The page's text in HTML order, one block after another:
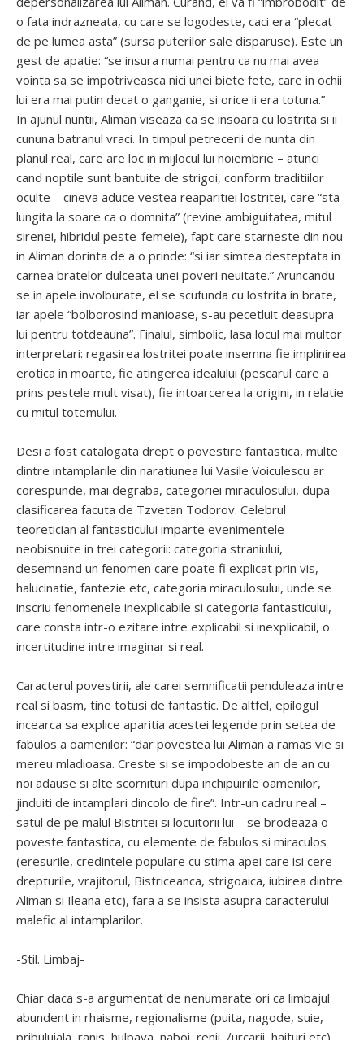
o fata indrazneata, cu care se logodeste, caci era “plecat
de pe lumea asta” (sursa puterilor sale disparuse). Este un
gest de apatie: “se insura numai pentru ca nu mai avea
vointa sa se impotriveasca nici unei biete fete, care in ochii
lui era mai putin decat o ganganie, si orice ii era totuna.”
In ajunul nuntii, Aliman viseaza ca se insoara cu lostrita si ii
cununa batranul vraci. In timpul petrecerii de nunta din
planul real, care are loc in mijlocul lui noiembrie – atunci
cand noptile sunt bantuite de strigoi, conform traditiilor
oculte – cineva aduce vestea reaparitiei lostritei, care “sta
lungita la soare ca o domnita” (revine ambiguitatea, mitul
sirenei, hibridul peste-femeie), fapt care starneste din nou
in Aliman dorinta de a o prinde: “si iar simtea desteptata in
carnea bratelor dulceata unei poveri neuitate.” Aruncandu-
se in apele involburate, el se scufunda cu lostrita in brate,
iar apele “bolborosind manioase, s-au pecetluit deasupra
lui pentru totdeauna”. Finalul, simbolic, lasa locul mai multor
interpretari: regasirea lostritei poate insemna fie implinirea
erotica in moarte, fie atingerea idealului (pescarul care a
prins pestele mult visat), fie intoarcerea la origini, in relatie
cu mitul totemului.
Desi a fost catalogata drept o povestire fantastica, multe
dintre intamplarile din naratiunea lui Vasile Voiculescu ar
corespunde, mai degraba, categoriei miraculosului, dupa
clasificarea facuta de Tzvetan Todorov. Celebrul
teoretician al fantasticului imparte evenimentele
neobisnuite in trei categorii: categoria straniului,
desemnand un fenomen care poate fi explicat prin vis,
halucinatie, fantezie etc, categoria miraculosului, unde se
inscriu fenomenele inexplicabile si categoria fantasticului,
care consta intr-o ezitare intre explicabil si inexplicabil, o
incertitudine intre imaginar si real.
Caracterul povestirii, ale carei semnificatii penduleaza intre
real si basm, tine totusi de fantastic. De altfel, epilogul
incearca sa explice aparitia acestei legende prin setea de
fabulos a oamenilor: “dar povestea lui Aliman a ramas vie si
mereu mladioasa. Creste si se impodobeste an de an cu
noi adause si alte scornituri dupa inchipuirile oamenilor,
jinduiti de intamplari dincolo de fire”. Intr-un cadru real –
satul de pe malul Bistritei si locuitorii lui – se brodeaza o
poveste fantastica, cu elemente de fabulos si miraculos
(eresurile, credintele populare cu stima apei care isi cere
drepturile, vrajitorul, Bistriceanca, strigoaica, iubirea dintre
Aliman si Ileana etc), fara a se insista asupra caracterului
malefic al intamplarilor.
-Stil. Limbaj-
Chiar daca s-a argumentat de nenumarate ori ca limbajul
abundent in rhaisme, regionalisme (puita, nagode, suie,
pribuluiala, ranis, hulpava, naboi, renii, /urcarii, haituri etc),